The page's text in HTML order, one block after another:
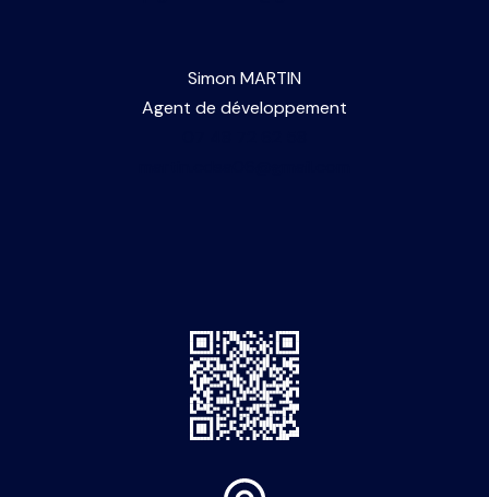
Simon MARTIN
Agent de développement